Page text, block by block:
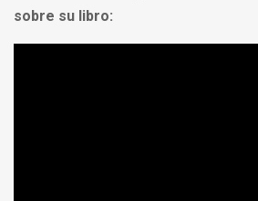
sobre su libro: